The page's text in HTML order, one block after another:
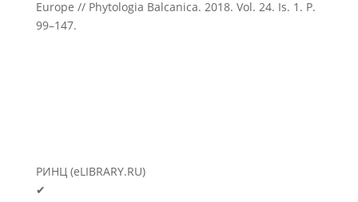
Europe // Phytologia Balcanica. 2018. Vol. 24. Is. 1. P.
99–147.
РИНЦ (eLIBRARY.RU)
✔